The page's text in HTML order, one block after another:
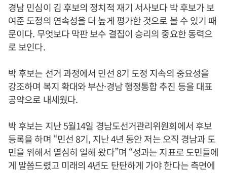
경남 민심이 김 후보의 정치적 재기 서사보다 박 후보가 보
여준 도정의 연속성을 더 높게 평가한 것으로 볼 수 있기 때
문이다. 무엇보다 막판 보수 결집이 승리의 중요한 동력으
로 보인다.
박 후보는 선거 과정에서 민선 8기 도정 지속의 중요성을
강조하며 복지 확대와 부산·경남 행정통합 추진 등을 대표
공약으로 내세웠다.
박 후보는 지난 5월14일 경남도선거관리위원회에서 후보
등록을 하며 “민선 8기, 지난 4년 동안 저는 오직 경남과 도
민을 위해서 열심히 일해 왔다”며 “성과는 지표로 도민들에
게 말씀드렸고 미래의 4년도 탄탄하게 가야 한다는 측면에